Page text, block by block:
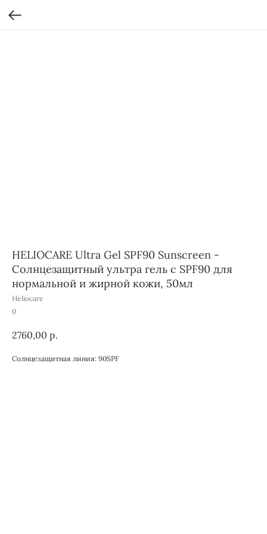
HELIOCARE Ultra Gel SPF90 Sunscreen -
Солнцезащитный ультра гель с SPF90 для
нормальной и жирной кожи, 50мл
Heliocare
0
2760,00 р.
Солнцезащитная линия: 90SPF